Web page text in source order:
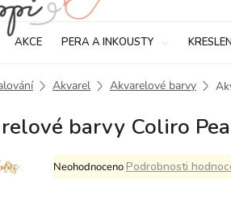
AKCE PERA A INKOUSTY
Akvarel Akvarelové barvy
barvy Coliro
Průměrné
hodnocení
NeohodnocenoPodrobnosti